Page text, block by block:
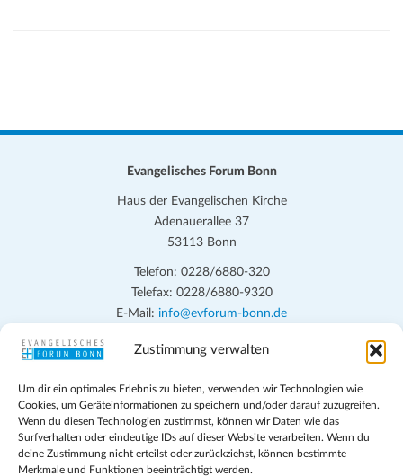
Zustimmung verwalten
Um dir ein optimales Erlebnis zu bieten, verwenden wir Technologien wie
Cookies, um Geräteinformationen zu speichern und/oder darauf zuzugreifen.
Wenn du diesen Technologien zustimmst, können wir Daten wie das
Surfverhalten oder eindeutige IDs auf dieser Website verarbeiten. Wenn du
deine Zustimmung nicht erteilst oder zurückziehst, können bestimmte
Merkmale und Funktionen beeinträchtigt werden.
Evangelisches Forum Bonn
Haus der Evangelischen Kirche
Adenauerallee 37
53113 Bonn
Telefon: 0228/6880-320
Telefax: 0228/6880-9320
E-Mail: info@evforum-bonn.de
Das Evangelische Forum Bonn will in seinen zentralen
persönlichen, beruflichen, kirchlichen und öffentlichen Lebens
eingehen, zu offener Begegnung und ehrlicher Auseinandersetzung
anregen und mithelfen, aus der Verheißung des Evangeliums heraus
im individuellen und gesellschaftlichen Leben verantwortlich zu